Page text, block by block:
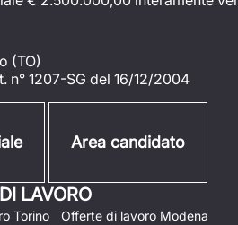
(TO)
n° 1207-SG del 16/12/2004
Area candidato
LAVORO
Torino
Offerte di lavoro Modena